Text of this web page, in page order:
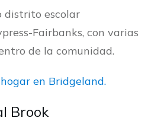
distrito escolar
Fairbanks, con varias
de la comunidad.
en Bridgeland.
Brook